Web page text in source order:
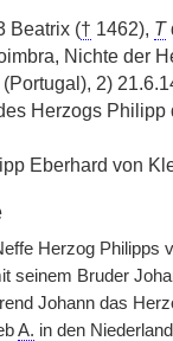
Beatrix († 1462), T
Nichte der
2)
Herzogs Philipp
Eberhard von
Herzog Philipps
seinem Bruder
Johann das
A. in den